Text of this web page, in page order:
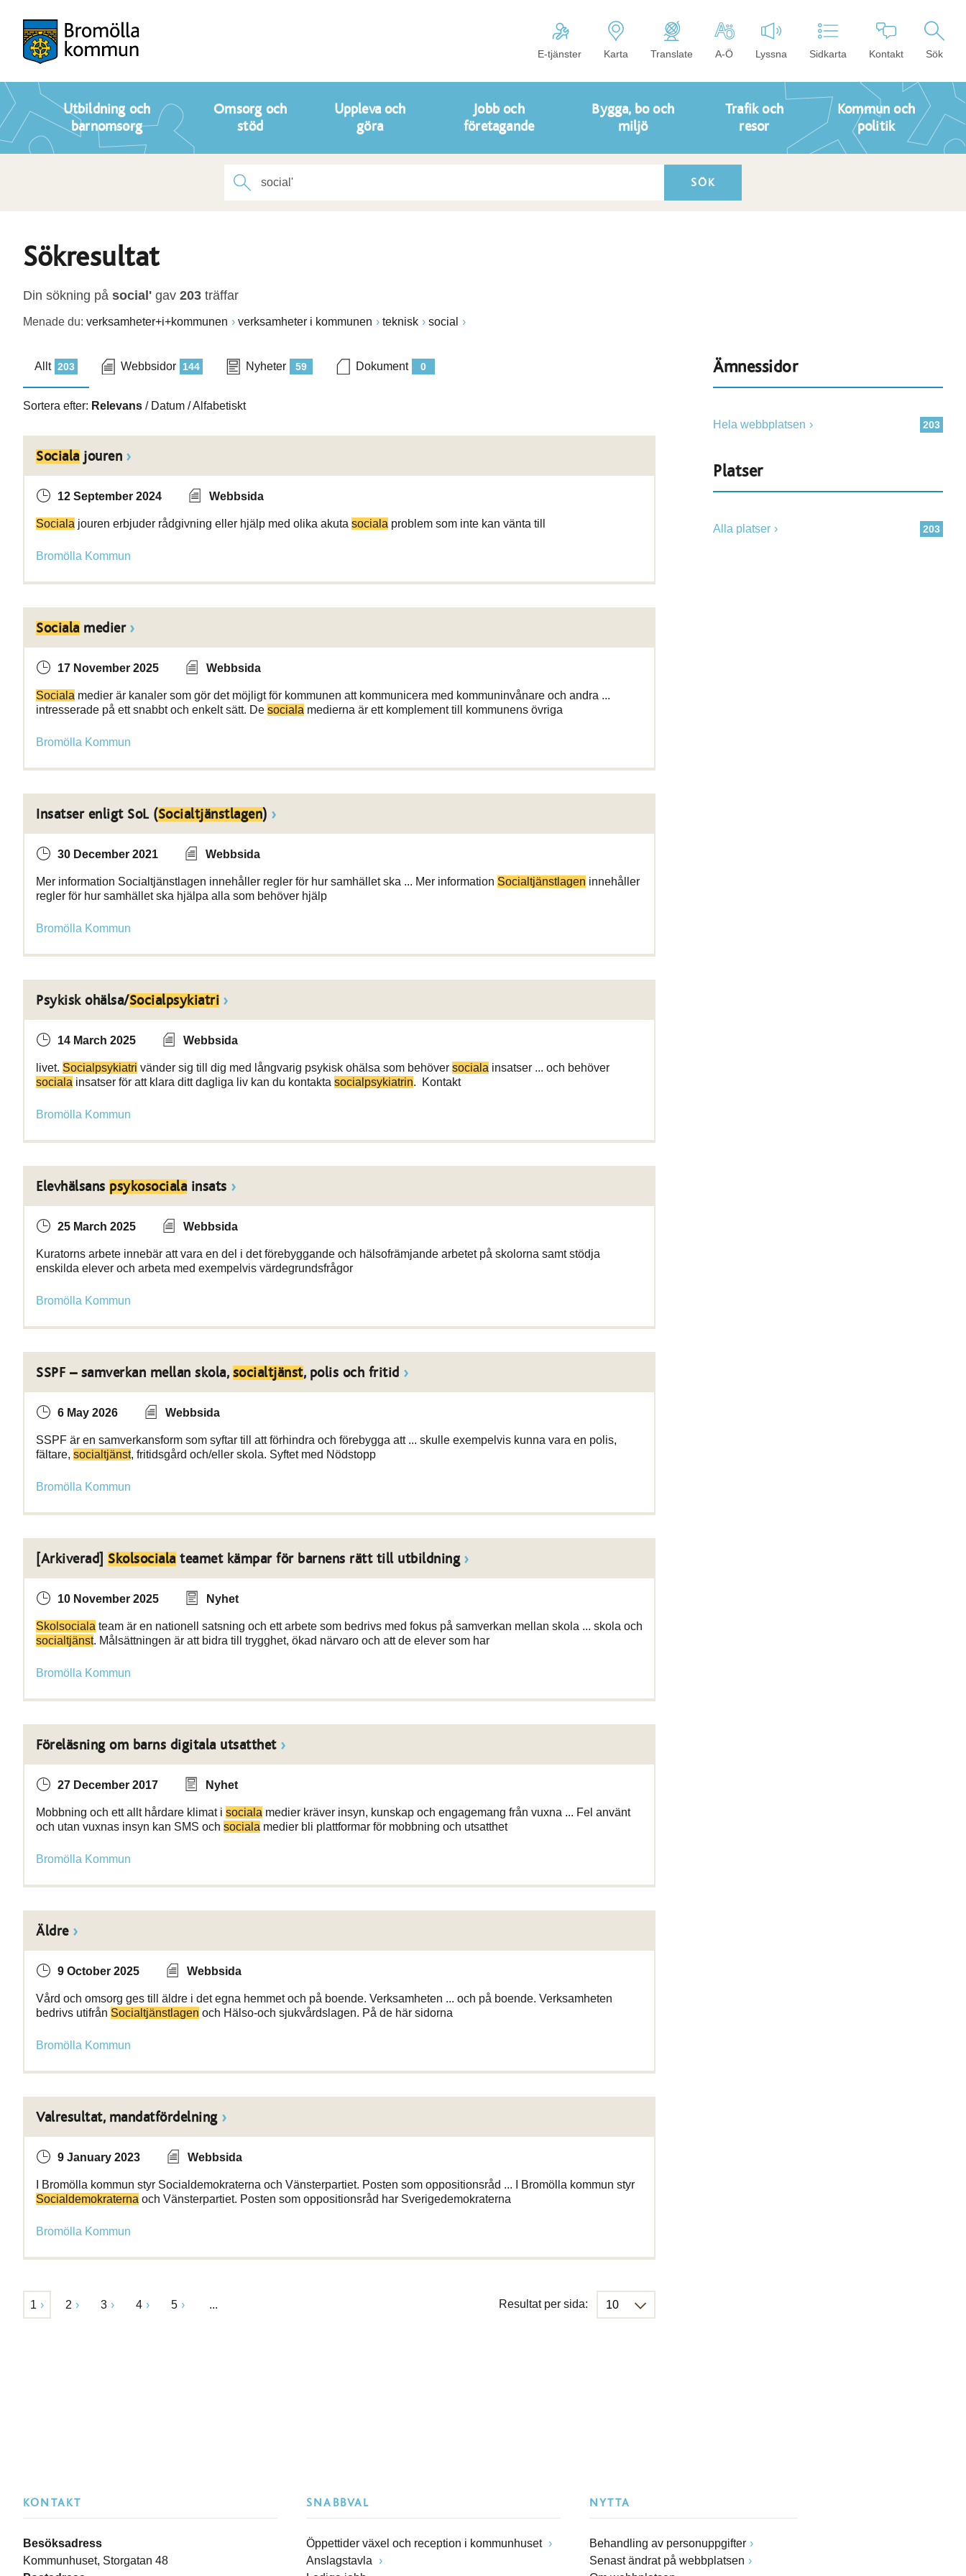
E-tjänster Karta Translate A-Ö Lyssna Sidkarta Kontakt Sök
Utbildning och
barnomsorg
Omsorg och
stöd
Uppleva och
göra
Jobb och
företagande
Bygga, bo och
miljö
Trafik och
resor
Kommun och
politik
Sökresultat
Din sökning på social' gav 203 träffar
Menade du: verksamheter+i+kommunen verksamheter i kommunen teknisk social
203
Allt 144
Webbsidor 59
Nyheter 0
Dokument
Sortera efter: Relevans / Datum /Alfabetiskt
Socialajouren
12 September 2024 Webbsida
Sociala jouren erbjuder rådgivning eller hjälp med olika akuta sociala problem som inte kan vänta till
Bromölla Kommun
Socialamedier
17 November 2025 Webbsida
Sociala medier är kanaler som gör det möjligt för kommunen att kommunicera med kommuninvånare och andra ...
intresserade på ett snabbt och enkelt sätt. De sociala medierna är ett komplement till kommunens övriga
Bromölla Kommun
Insatser enligt SoL (Socialtjänstlagen)
30 December 2021 Webbsida
Mer information Socialtjänstlagen innehåller regler för hur samhället ska ... Mer information Socialtjänstlagen innehåller
regler för hur samhället ska hjälpa alla som behöver hjälp
Bromölla Kommun
Psykisk ohälsa/Socialpsykiatri
14 March 2025 Webbsida
livet. Socialpsykiatri vänder sig till dig med långvarig psykisk ohälsa som behöver sociala insatser ... och behöver
sociala insatser för att klara ditt dagliga liv kan du kontakta socialpsykiatrin. Kontakt
Bromölla Kommun
Elevhälsans psykosocialainsats
25 March 2025 Webbsida
Kuratorns arbete innebär att vara en del i det förebyggande och hälsofrämjande arbetet på skolorna samt stödja
enskilda elever och arbeta med exempelvis värdegrundsfrågor
Bromölla Kommun
SSPF – samverkan mellan skola, socialtjänst, polis och fritid
6 May 2026 Webbsida
SSPF är en samverkansform som syftar till att förhindra och förebygga att ... skulle exempelvis kunna vara en polis,
fältare, socialtjänst, fritidsgård och/eller skola. Syftet med Nödstopp
Bromölla Kommun
[Arkiverad] Skolsocialateamet kämpar för barnens rätt till utbildning
10 November 2025 Nyhet
Skolsociala team är en nationell satsning och ett arbete som bedrivs med fokus på samverkan mellan skola ... skola och
socialtjänst. Målsättningen är att bidra till trygghet, ökad närvaro och att de elever som har
Bromölla Kommun
Föreläsning om barns digitala utsatthet
27 December 2017 Nyhet
Mobbning och ett allt hårdare klimat i sociala medier kräver insyn, kunskap och engagemang från vuxna ... Fel använt
och utan vuxnas insyn kan SMS och sociala medier bli plattformar för mobbning och utsatthet
Bromölla Kommun
Äldre
9 October 2025 Webbsida
Vård och omsorg ges till äldre i det egna hemmet och på boende. Verksamheten ... och på boende. Verksamheten
bedrivs utifrån Socialtjänstlagen och Hälso-och sjukvårdslagen. På de här sidorna
Bromölla Kommun
Valresultat, mandatfördelning
9 January 2023 Webbsida
I Bromölla kommun styr Socialdemokraterna och Vänsterpartiet. Posten som oppositionsråd ... I Bromölla kommun styr
Socialdemokraterna och Vänsterpartiet. Posten som oppositionsråd har Sverigedemokraterna
Bromölla Kommun
1 2 3 4 5 ... Resultat per sida:
Ämnessidor
203
Hela webbplatsen
Platser
203
Alla platser
KONTAKT
Besöksadress
Kommunhuset, Storgatan 48
SNABBVAL
Öppettider växel och reception i kommunhuset
Anslagstavla
NYTTA
Behandling av personuppgifter
Senast ändrat på webbplatsen